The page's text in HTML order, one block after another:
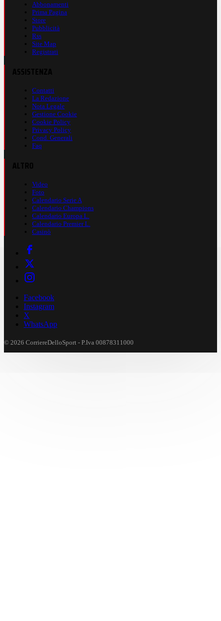
Abbonamenti
Prima Pagina
Store
Pubblicità
Rss
Site Map
Registrati
Contatti
La Redazione
Nota Legale
Gestione Cookie
Cookie Policy
Privacy Policy
Cond. Generali
Faq
Video
Foto
Calendario Serie A
Calendario Champions
Calendario Europa L.
Calendario Premier L.
Casinò
Facebook
Instagram
X
WhatsApp
© 2026 CorriereDelloSport - P.Iva 00878311000